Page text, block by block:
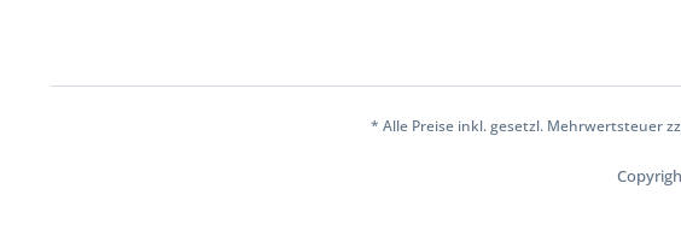
* Alle Preise inkl. gesetzl. Mehrwertsteuer